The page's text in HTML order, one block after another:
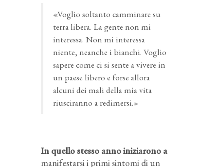
«Voglio soltanto camminare su
terra libera. La gente non mi
interessa. Non mi interessa
niente, neanche i bianchi. Voglio
sapere come ci si sente a vivere in
un paese libero e forse allora
alcuni dei mali della mia vita
riusciranno a redimersi.»
In quello stesso anno iniziarono a
manifestarsi i primi sintomi di un